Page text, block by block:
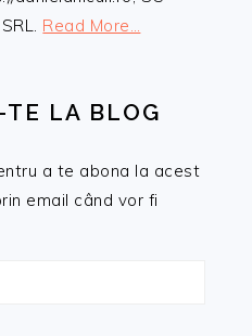
Read More…
LA BLOG
a te abona la acest
email când vor fi